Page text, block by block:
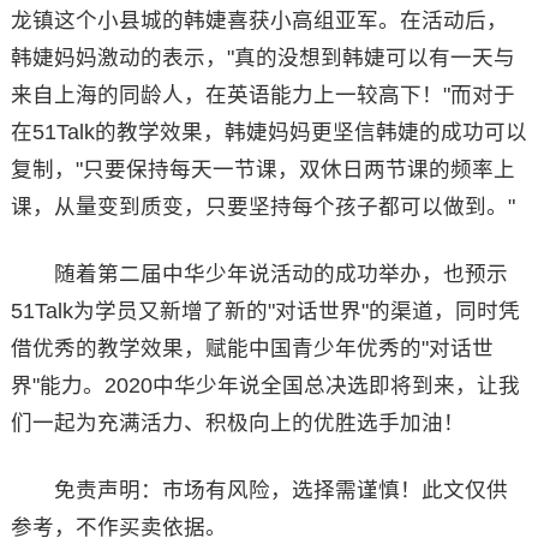
龙镇这个小县城的韩婕喜获小高组亚军。在活动后，
韩婕妈妈激动的表示，"真的没想到韩婕可以有一天与
来自上海的同龄人，在英语能力上一较高下！"而对于
在51Talk的教学效果，韩婕妈妈更坚信韩婕的成功可以
复制，"只要保持每天一节课，双休日两节课的频率上
课，从量变到质变，只要坚持每个孩子都可以做到。"
随着第二届中华少年说活动的成功举办，也预示
51Talk为学员又新增了新的"对话世界"的渠道，同时凭
借优秀的教学效果，赋能中国青少年优秀的"对话世
界"能力。2020中华少年说全国总决选即将到来，让我
们一起为充满活力、积极向上的优胜选手加油！
免责声明：市场有风险，选择需谨慎！此文仅供
参考，不作买卖依据。